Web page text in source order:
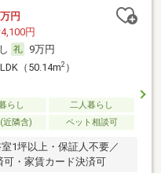
万円
円
9万円
（50.14m2）
らし
二人暮らし
近隣含) ペット相談可
1坪以上・保証人不要／
可・家賃カード決済可